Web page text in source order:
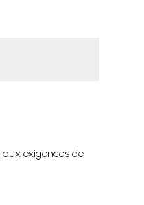
exigences de